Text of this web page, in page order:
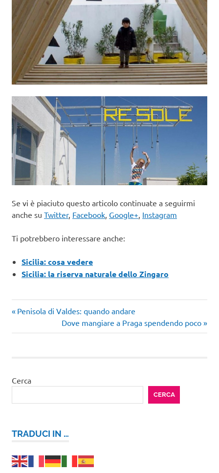
Se vi è piaciuto questo articolo continuate a seguirmi
anche su Twitter, Facebook, Google+, Instagram
Ti potrebbero interessare anche:
Sicilia: cosa vedere
Sicilia: la riserva naturale dello Zingaro
Navigazione
articoli
Articolo
Penisola di Valdes: quando andare
Articolo
successivo:
Dove mangiare a Praga spendendo poco
Cerca
CERCA
TRADUCI IN …